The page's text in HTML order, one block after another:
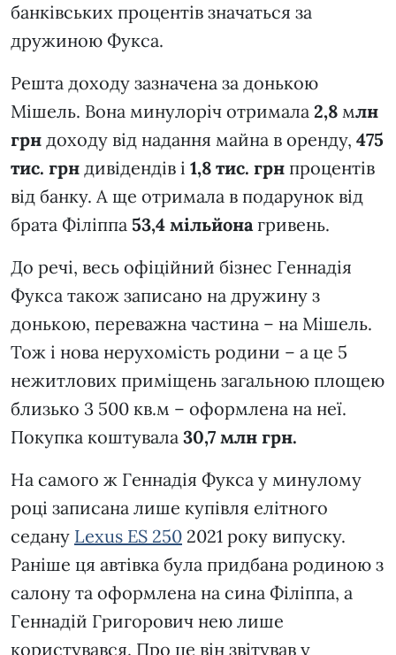
банківських процентів значаться за
дружиною Фукса.
Решта доходу зазначена за донькою
Мішель. Вона минулоріч отримала 2,8 млн
грн доходу від надання майна в оренду, 475
тис. грн дивідендів і 1,8 тис. грн процентів
від банку. А ще отримала в подарунок від
брата Філіппа 53,4 мільйонагривень.
До речі, весь офіційний бізнес Геннадія
Фукса також записано на дружину з
донькою, переважна частина – на Мішель.
Тож і нова нерухомість родини – а це 5
нежитлових приміщень загальною площею
близько 3 500 кв.м – оформлена на неї.
Покупка коштувала 30,7 млн грн.
На самого ж Геннадія Фукса у минулому
році записана лише купівля елітного
седану Lexus ES 250 2021 року випуску.
Раніше ця автівка була придбана родиною з
салону та оформлена на сина Філіппа, а
Геннадій Григорович нею лише
користувався. Про це він звітував у